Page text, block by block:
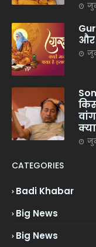
और
CATEGORIES
Badi Khabar
Big News
Big News